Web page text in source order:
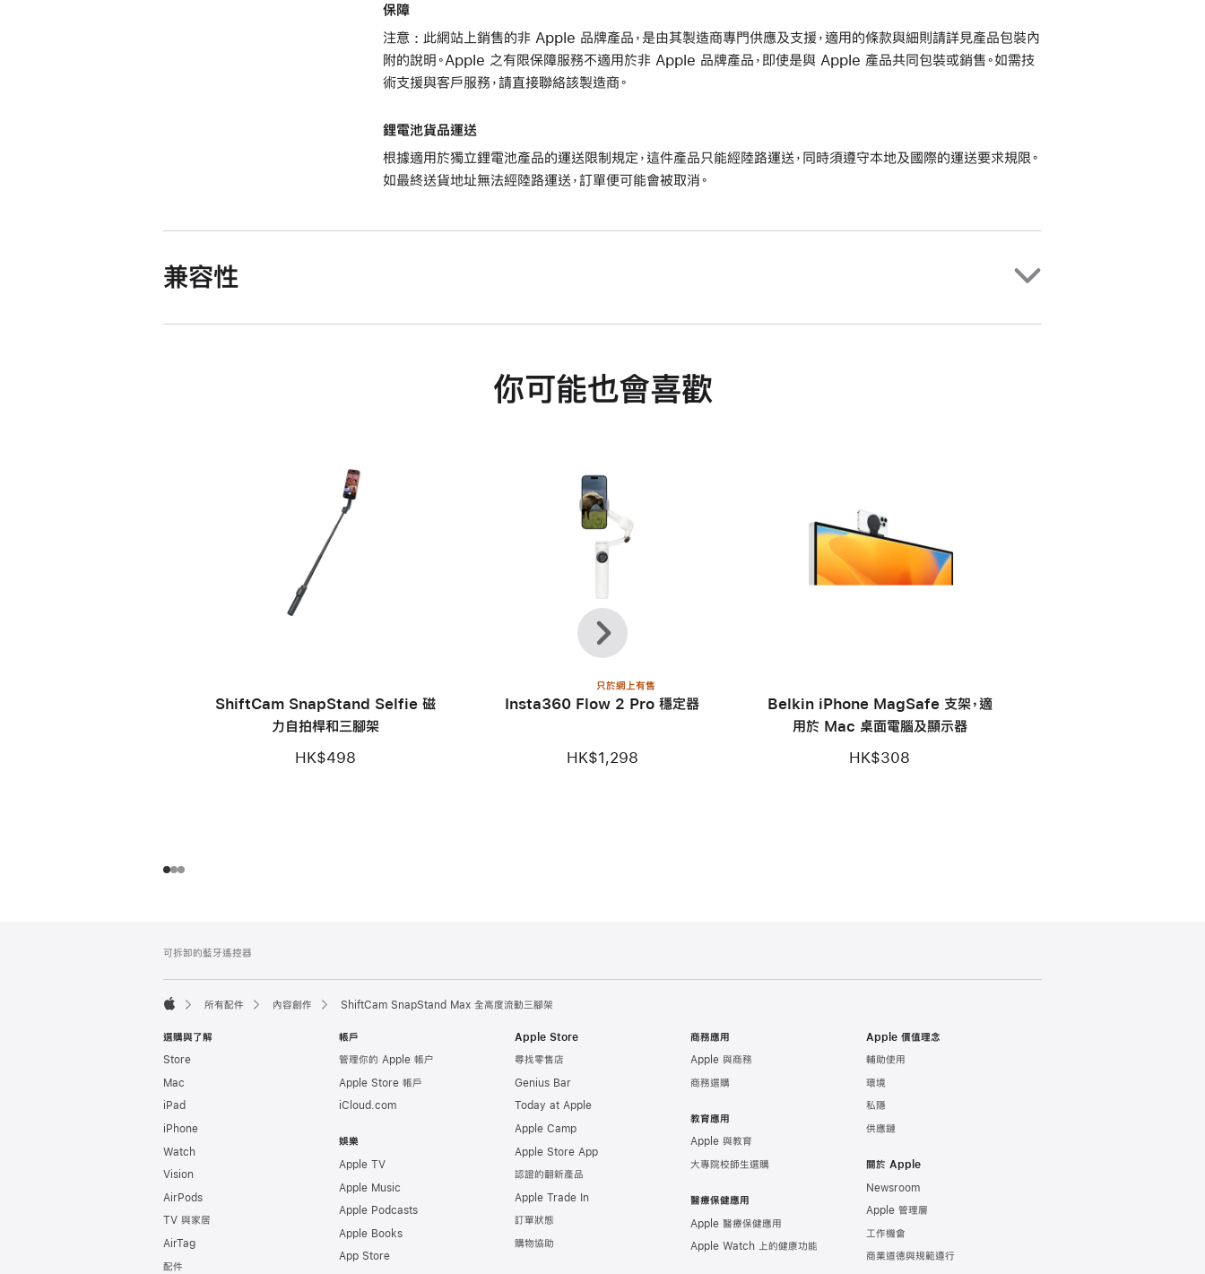
保障
注意 : 此網站上銷售的非 Apple 品牌產品，是由其製造商專門供應及支援，適用的條款與細則請詳見產品包裝內
附的說明。Apple 之有限保障服務不適用於非 Apple 品牌產品，即使是與 Apple 產品共同包裝或銷售。如需技
術支援與客戶服務，請直接聯絡該製造商。
鋰電池貨品運送
根據適用於獨立鋰電池產品的運送限制規定，這件產品只能經陸路運送，同時須遵守本地及國際的運送要求規限。
如最終送貨地址無法經陸路運送，訂單便可能會被取消。
兼容性
你可能也會喜歡
ShiftCam SnapStand Selfie 磁
力自拍桿和三腳架
HK$498
只於網上有售
Insta360 Flow 2 Pro 穩定器
HK$1,298
Belkin iPhone MagSafe 支架，適
用於 Mac 桌面電腦及顯示器
HK$308
上
一
頁
下
一
步
腳
腳
可拆卸的藍牙遙控器
所有配件 內容創作 ShiftCam SnapStand Max 全高度流動三腳架
選購與了解
Store
Mac
iPad
iPhone
Watch
Vision
AirPods
TV 與家居
AirTag
配件
帳戶
管理你的 Apple 帳户
Apple Store 帳戶
iCloud.com
娛樂
Apple TV
Apple Music
Apple Podcasts
Apple Books
App Store
Apple Store
尋找零售店
Genius Bar
Today at Apple
Apple Camp
Apple Store App
認證的翻新產品
Apple Trade In
訂單狀態
購物協助
商務應用
Apple 與商務
商務選購
教育應用
Apple 與教育
大專院校師生選購
醫療保健應用
Apple 醫療保健應用
Apple Watch 上的健康功能
Apple 價值理念
輔助使用
環境
私隱
供應鏈
關於 Apple
Newsroom
Apple 管理層
工作機會
商業道德與規範遵行